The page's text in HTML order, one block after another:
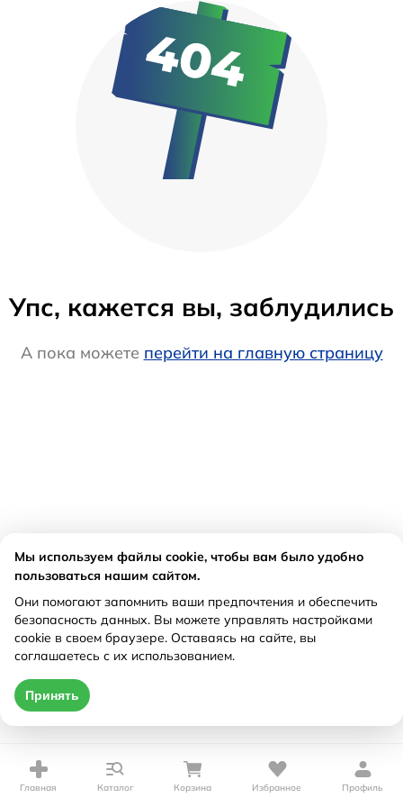
Упс, кажется вы, заблудились
А пока можете перейти на главную страницу
Главная Каталог Корзина Избранное Профиль
Мы используем файлы cookie, чтобы вам было удобно
пользоваться нашим сайтом.
Они помогают запомнить ваши предпочтения и обеспечить
безопасность данных. Вы можете управлять настройками
cookie в своем браузере. Оставаясь на сайте, вы
соглашаетесь с их использованием.
Принять